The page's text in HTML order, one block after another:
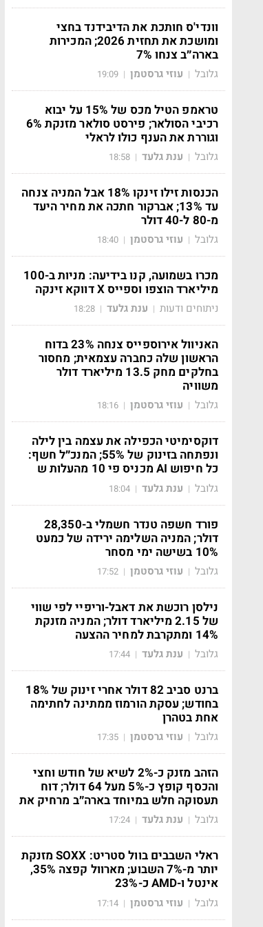
וונדי'ס חותכת את הדיבידנד בחצי
ומושכת את תחזית 2026; המכירות
בארה״ב צנחו 7%
גלובל | עוזי גרסטמן |
19:09
טראמפ הטיל מכס של 15% על יבוא
רכיבי הסולאר; פירסט סולאר מזנקת 6%
וגוררת את הענף כולו לראלי
גלובל | ענת גלעד |
18:58
הכנסות זילו זינקו 18% אבל המניה צנחה
עד 13%; אברקור חתכה את מחיר היעד
מ-80 ל-40 דולר
גלובל | עוזי גרסטמן |
18:40
מכרו בשמועה, קנו בידיעה: מניות ב-100
מיליארד הוצפו וספייס X דווקא זינקה
ניתוחים ודעות | ענת גלעד |
18:28
האניוול אירוספייס צנחה 23% בדוח
הראשון שלה כחברה עצמאית; מחסור
בחלקים מחק 13.5 מיליארד דולר
משוויה
גלובל | עוזי גרסטמן |
18:16
דוקסימיטי הכפילה את עצמה בין לילה
ונפתחה בזינוק של 55%; המנכ״ל חשף:
כל חיפוש AI מכניס פי 10 מהעלות ש
גלובל | ענת גלעד |
18:04
פורד חשפה טנדר חשמלי ב-28,350
דולר; המניה השלימה ירידה של כמעט
10% בשישה ימי מסחר
גלובל | עוזי גרסטמן |
17:52
נילסן רוכשת את דאבל-וריפיי לפי שווי
של 2.15 מיליארד דולר; המניה מזנקת
14% ומתקרבת למחיר ההצעה
גלובל | ענת גלעד |
17:44
ברנט סביב 82 דולר אחרי זינוק של 18%
בחודש; עסקת הורמוז ממתינה לחתימה
אחת בטהרן
גלובל | עוזי גרסטמן |
17:35
הזהב מזנק כ-2% לשיא של חודש וחצי
והכסף קופץ כ-5% מעל 64 דולר; דוח
תעסוקה חלש במיוחד בארה״ב מרחיק את
גלובל | ענת גלעד |
17:24
ראלי השבבים בוול סטריט: SOXX מזנקת
יותר מ-7% השבוע; מארוול קפצה 35%,
אינטל ו-AMD כ-23%
גלובל | עוזי גרסטמן |
17:14